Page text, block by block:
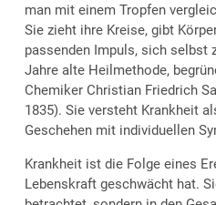
man mit einem Tropfen
Sie zieht ihre Kreise, gibt
passenden Impuls, sich selbst
Jahre alte Heilmethode,
Chemiker Christian Friedrich
1835). Sie versteht Krankheit
Geschehen mit individuellen
Krankheit ist die Folge eines
Lebenskraft geschwächt hat.